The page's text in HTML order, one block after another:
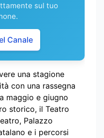
sul tuo
Canale
una stagione
con una rassegna
maggio e giugno
storico, il Teatro
Palazzo
e i percorsi